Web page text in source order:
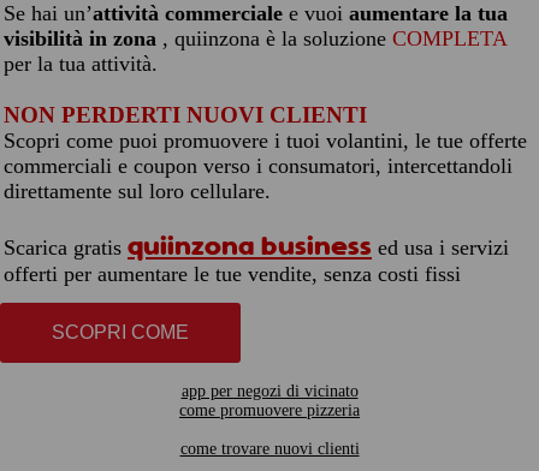
Se hai un’attività commerciale e vuoi aumentare la tua
visibilità in zona , quiinzona è la soluzione COMPLETA
per la tua attività.
NON PERDERTI NUOVI CLIENTI
Scopri come puoi promuovere i tuoi volantini, le tue offerte
commerciali e coupon verso i consumatori, intercettandoli
direttamente sul loro cellulare.
Scarica gratis quiinzona business ed usa i servizi
offerti per aumentare le tue vendite, senza costi fissi
SCOPRI COME
app per negozi di vicinato
come promuovere pizzeria
come trovare nuovi clienti